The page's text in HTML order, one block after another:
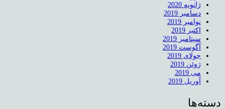
ژانویه 2020
دسامبر 2019
نوامبر 2019
اکتبر 2019
سپتامبر 2019
آگوست 2019
جولای 2019
ژوئن 2019
می 2019
آوریل 2019
دسته‌ها